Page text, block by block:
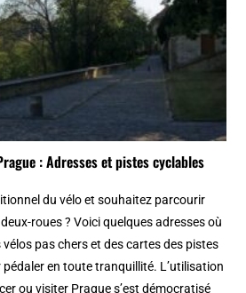
: Adresses et pistes cyclables
du vélo et souhaitez parcourir
roues ? Voici quelques adresses où
pas chers et des cartes des pistes
pédaler en toute tranquillité. L’utilisation
ou visiter Prague s’est démocratisé